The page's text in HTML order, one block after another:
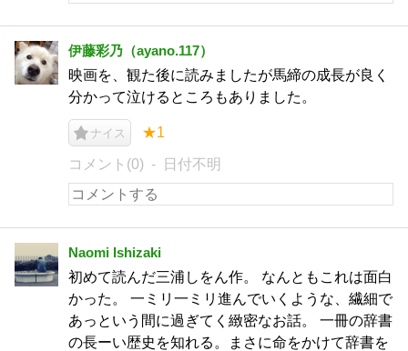
伊藤彩乃（ayano.117）
映画を、観た後に読みましたが馬締の成長が良く
分かって泣けるところもありました。
ナイス ★1
コメント(0) 日付不明
Naomi Ishizaki
初めて読んだ三浦しをん作。 なんともこれは面白
かった。 一ミリ一ミリ進んでいくような、繊細で
あっという間に過ぎてく緻密なお話。 一冊の辞書
の長ーい歴史を知れる。まさに命をかけて辞書を